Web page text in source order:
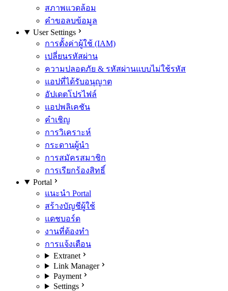
สภาพแวดล้อม
คำขอลบข้อมูล
User Settings
การตั้งค่าผู้ใช้ (IAM)
เปลี่ยนรหัสผ่าน
ความปลอดภัย & รหัสผ่านแบบไม่ใช้รหัส
แอปที่ได้รับอนุญาต
อัปเดตโปรไฟล์
แอปพลิเคชัน
คำเชิญ
การวิเคราะห์
กระดานผู้นำ
การสมัครสมาชิก
การเรียกร้องสิทธิ์
Portal
แนะนำ Portal
สร้างบัญชีผู้ใช้
แดชบอร์ด
งานที่ต้องทำ
การแจ้งเตือน
Extranet
Link Manager
Payment
Settings